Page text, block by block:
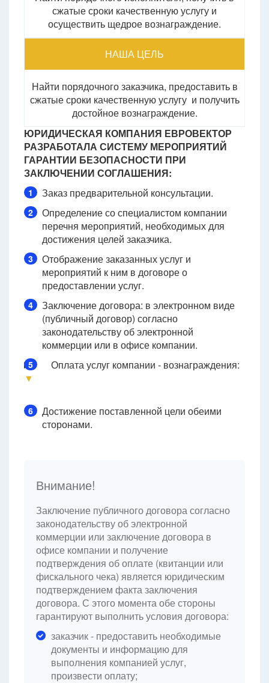
сжатые сроки качественную услугу и
осуществить щедрое вознаграждение.
НАША ЦЕЛЬ
Найти порядочного заказчика, предоставить в
сжатые сроки качественную услугу и получить
достойное вознаграждение.
ЮРИДИЧЕСКАЯ КОМПАНИЯ ЕВРОВЕКТОР
РАЗРАБОТАЛА СИСТЕМУ МЕРОПРИЯТИЙ
ГАРАНТИИ БЕЗОПАСНОСТИ ПРИ
ЗАКЛЮЧЕНИИ СОГЛАШЕНИЯ:
1 Заказ предварительной консультации.
2
Определение со специалистом компании
перечня мероприятий, необходимых для
достижения целей заказчика.
3
Отображение заказанных услуг и
мероприятий к ним в договоре о
предоставлении услуг.
4
Заключение договора: в электронном виде
(публичный договор) согласно
законодательству об электронной
коммерции или в офисе компании.
5Оплата услуг компании - вознаграждения:
▼
6
Достижение поставленной цели обеими
сторонами.
Внимание!
Заключение публичного договора согласно
законодательству об электронной
коммерции или заключение договора в
офисе компании и получение
подтверждения об оплате (квитанции или
фискального чека) является юридическим
подтверждением факта заключения
договора. С этого момента обе стороны
гарантируют выполнить условия договора:
заказчик - предоставить необходимые
документы и информацию для
выполнения компанией услуг,
произвести оплату;